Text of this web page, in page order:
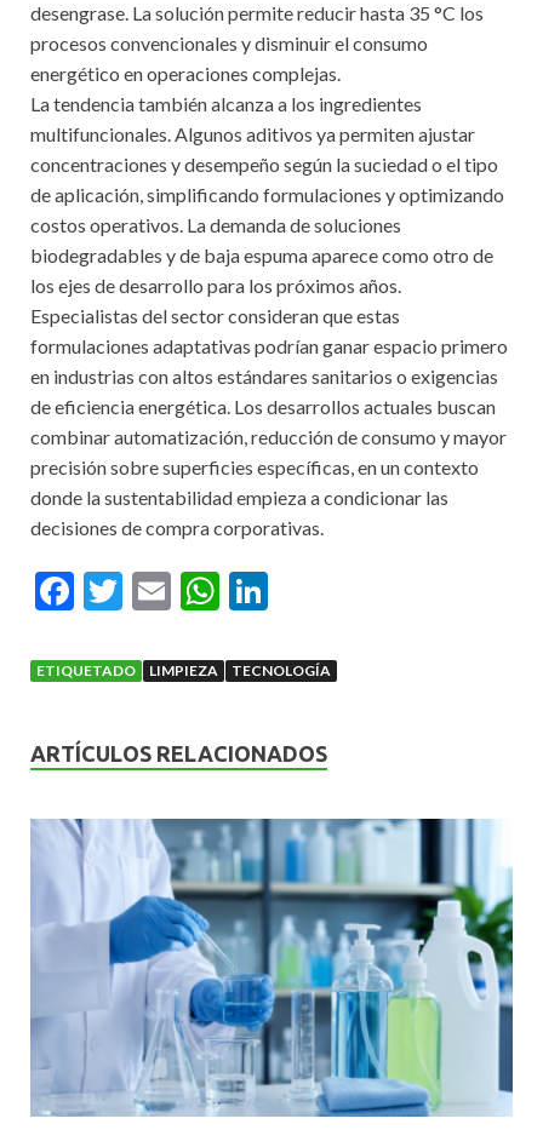
desengrase. La solución permite reducir hasta 35 °C los
procesos convencionales y disminuir el consumo
energético en operaciones complejas.
La tendencia también alcanza a los ingredientes
multifuncionales. Algunos aditivos ya permiten ajustar
concentraciones y desempeño según la suciedad o el tipo
de aplicación, simplificando formulaciones y optimizando
costos operativos. La demanda de soluciones
biodegradables y de baja espuma aparece como otro de
los ejes de desarrollo para los próximos años.
Especialistas del sector consideran que estas
formulaciones adaptativas podrían ganar espacio primero
en industrias con altos estándares sanitarios o exigencias
de eficiencia energética. Los desarrollos actuales buscan
combinar automatización, reducción de consumo y mayor
precisión sobre superficies específicas, en un contexto
donde la sustentabilidad empieza a condicionar las
decisiones de compra corporativas.
F
e
o
o
k
T
itt
E
ai
W
at
A
p
p
ke
n
ETIQUETADO LIMPIEZA TECNOLOGÍA
ARTÍCULOS RELACIONADOS